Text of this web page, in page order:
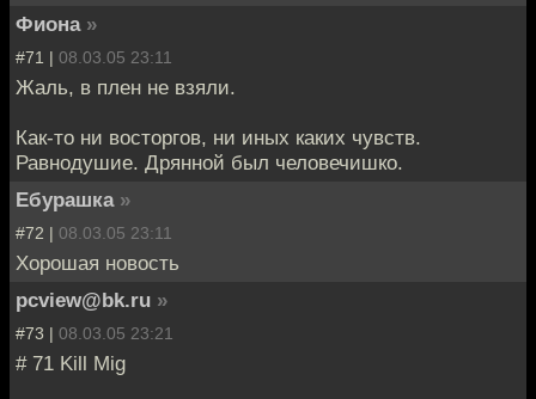
Фиона »
#71 | 08.03.05 23:11
Жаль, в плен не взяли.
Как-то ни восторгов, ни иных каких чувств.
Равнодушие. Дрянной был человечишко.
Ебурашка »
#72 | 08.03.05 23:11
Хорошая новость
pcview@bk.ru »
#73 | 08.03.05 23:21
# 71 Kill Mig